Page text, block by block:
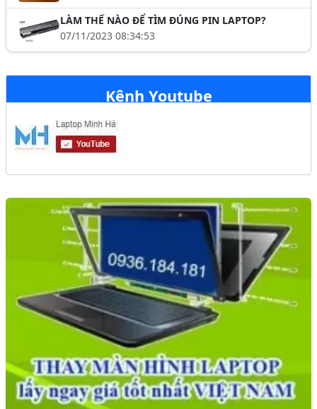
LÀM THẾ NÀO ĐỂ TÌM ĐÚNG PIN LAPTOP?
07/11/2023 08:34:53
Kênh Youtube